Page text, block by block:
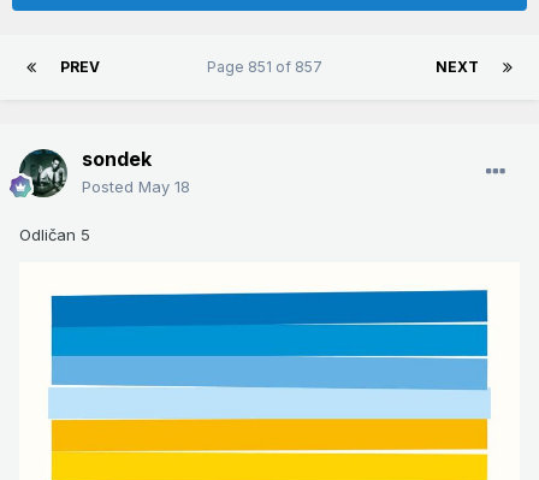
PREV NEXT
Page 851 of 857
sondek
Posted May 18
Odličan 5